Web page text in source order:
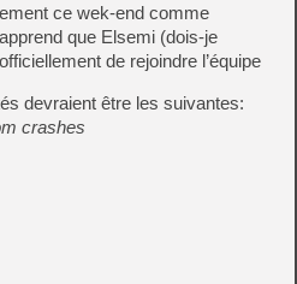
ce wek-end comme
que Elsemi (dois-je
de rejoindre l’équipe
devraient être les suivantes:
crashes